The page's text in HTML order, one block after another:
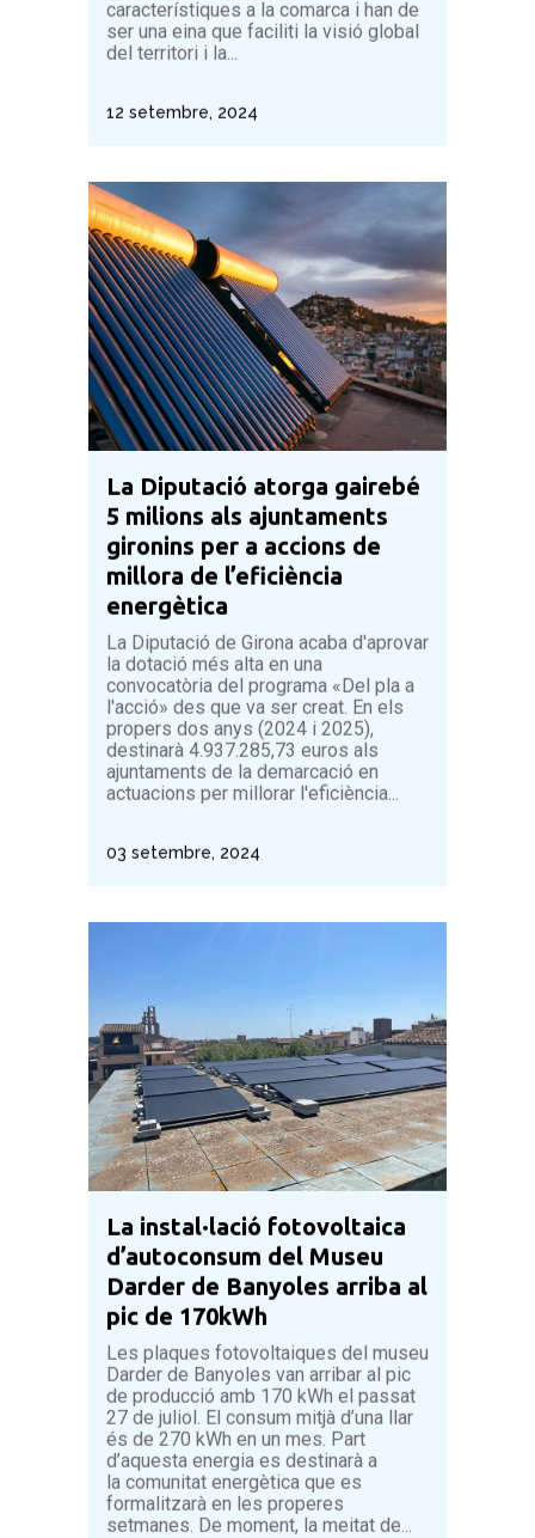
característiques a la comarca i han de
ser una eina que faciliti la visió global
del territori i la...
12 setembre, 2024
La Diputació atorga gairebé
5 milions als ajuntaments
gironins per a accions de
millora de l’eficiència
energètica
La Diputació de Girona acaba d'aprovar
la dotació més alta en una
convocatòria del programa «Del pla a
l'acció» des que va ser creat. En els
propers dos anys (2024 i 2025),
destinarà 4.937.285,73 euros als
ajuntaments de la demarcació en
actuacions per millorar l'eficiència...
03 setembre, 2024
La instal·lació fotovoltaica
d’autoconsum del Museu
Darder de Banyoles arriba al
pic de 170kWh
Les plaques fotovoltaiques del museu
Darder de Banyoles van arribar al pic
de producció amb 170 kWh el passat
27 de juliol. El consum mitjà d’una llar
és de 270 kWh en un mes. Part
d’aquesta energia es destinarà a
la comunitat energètica que es
formalitzarà en les properes
setmanes. De moment, la meitat de...